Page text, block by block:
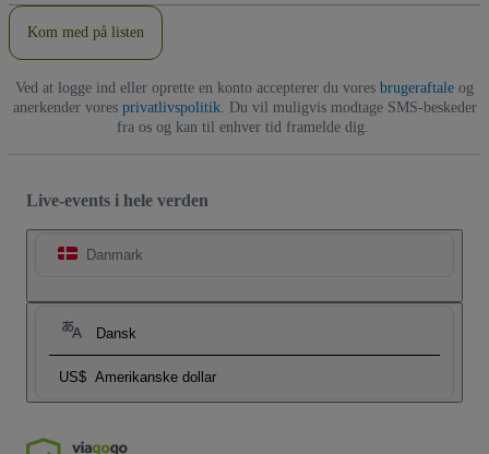
Kom med på listen
Ved at logge ind eller oprette en konto accepterer du vores brugeraftale og
anerkender vores privatlivspolitik. Du vil muligvis modtage SMS-beskeder
fra os og kan til enhver tid framelde dig.
Live-events i hele verden
Danmark
Dansk
US$ Amerikanske dollar